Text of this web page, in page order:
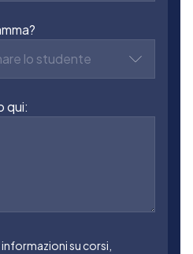
lo studente
qui:
su corsi,